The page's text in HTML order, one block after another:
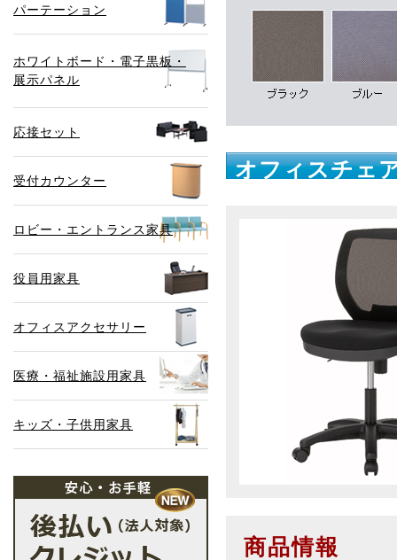
オフィスチェ
商品情報
パーテーション
ホワイトボード・電子黒板・
展示パネル
応接セット
受付カウンター
ロビー・エントランス家具
役員用家具
オフィスアクセサリー
医療・福祉施設用家具
キッズ・子供用家具